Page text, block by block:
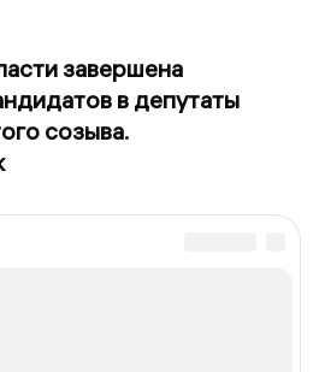
завершена
в депутаты
созыва.